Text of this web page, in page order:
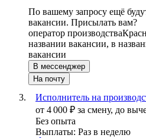
По вашему запросу ещё
вакансии. Присылать вам?
оператор производства
названии вакансии, в
вакансии
В мессенджер
На почту
Исполнитель на
от 4 000 ₽ за смену, до
Без опыта
Выплаты: Раз в неделю